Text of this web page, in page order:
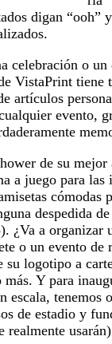
digan “ooh”
celebración o
VistaPrint tiene
artículos
evento,
de su mejor
a juego para
cómodas
despedida
¿Va a organizar
o un evento de
logotipo a
Y para
escala, tenemos
de estadio y
realmente